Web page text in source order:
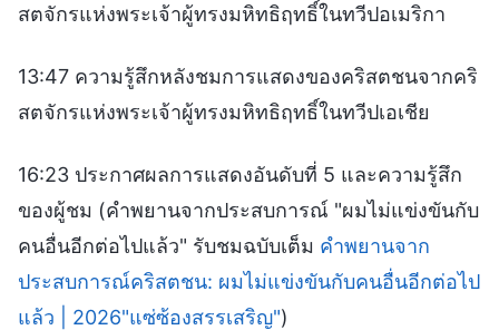
สตจักรแห่งพระเจ้าผู้ทรงมหิทธิฤทธิ์ในทวีปอเมริกา
13:47 ความรู้สึกหลังชมการแสดงของคริสตชนจากคริ
สตจักรแห่งพระเจ้าผู้ทรงมหิทธิฤทธิ์ในทวีปเอเชีย
16:23 ประกาศผลการแสดงอันดับที่ 5 และความรู้สึก
ของผู้ชม (คำพยานจากประสบการณ์ "ผมไม่แข่งขันกับ
คนอื่นอีกต่อไปแล้ว" รับชมฉบับเต็ม คำพยานจาก
ประสบการณ์คริสตชน: ผมไม่แข่งขันกับคนอื่นอีกต่อไป
แล้ว | 2026"แซ่ซ้องสรรเสริญ")